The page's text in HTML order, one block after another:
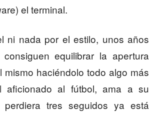
el terminal.
ni nada por el estilo, unos años
equilibrar la apertura
haciéndolo todo algo más
aficionado al fútbol, ama a su
tres seguidos ya está